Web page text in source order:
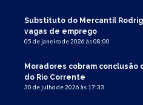
Substituto do Mercantil
vagas de emprego
05 de janeiro de 2026 às 08:00
Moradores cobram
do Rio Corrente
30 de julho de 2026 às 17:33